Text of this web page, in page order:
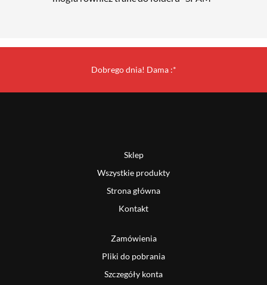
Dobrego dnia! Dama :*
Sklep
Wszystkie produkty
Strona główna
Kontakt
Zamówienia
Pliki do pobrania
Szczegóły konta